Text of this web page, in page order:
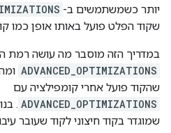
יותר כשמשתמשים ב-
שקוד הפלט פועל באותו אופן כמו
במדריך הזה מוסבר מה עושה רמת
ADVANCED_OPTIMIZATIONS
שהקוד פועל אחרי קומפילציה עם
ADVANCED_OPTIMIZATIONS
.
שמוגדר בקוד חיצוני לקוד שעובר